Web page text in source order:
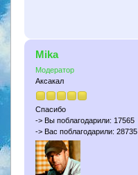
Mika
Модератор
Аксакал
Спасибо
-> Вы поблагодарили: 17565
-> Вас поблагодарили: 28735